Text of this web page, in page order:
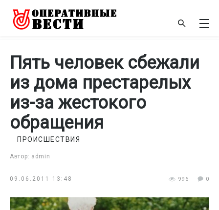
Пять человек сбежали
из дома престарелых
из-за жестокого
обращения
Автор: admin
ПРОИСШЕСТВИЯ
09.06.2011 13:48 996 0